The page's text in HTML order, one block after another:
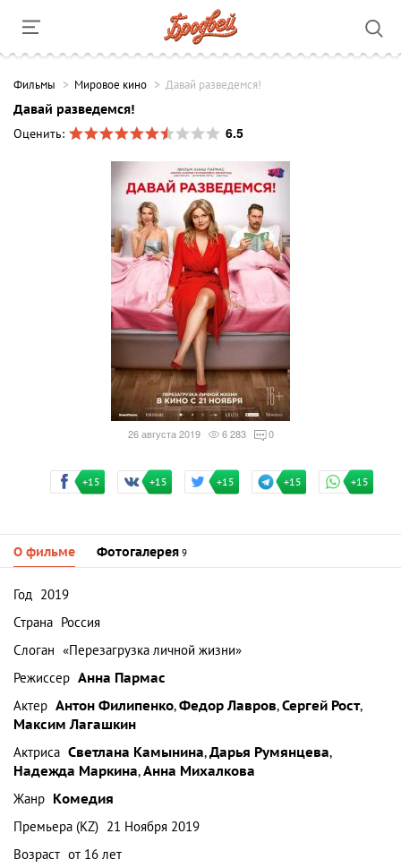
Фильмы Мировое кино Давай разведемся!
Давай разведемся!
Оценить:
6.5
26 августа 2019 6 283 0
+15 +15 +15 +15 +15
О фильме Фотогалерея 9
Год 2019
Страна Россия
Слоган «Перезагрузка личной жизни»
Режиссер Анна Пармас
Актер Антон Филипенко,Федор Лавров,Сергей Рост,
Максим Лагашкин
Актриса Светлана Камынина,Дарья Румянцева,
Надежда Маркина,Анна Михалкова
Жанр Комедия
Премьера (KZ) 21 Ноября 2019
Возраст от 16 лет